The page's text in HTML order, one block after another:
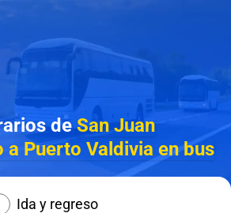
deSan Juan
a Puerto Valdivia en bus
Ida y regreso